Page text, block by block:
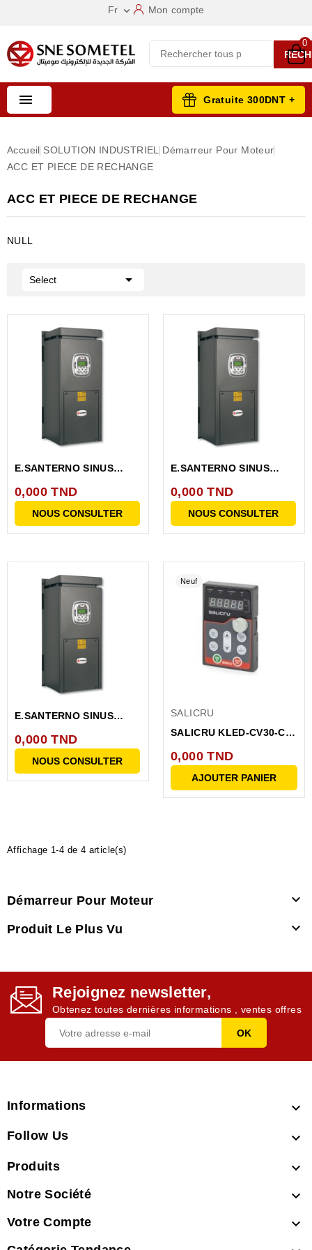
Fr  Mon compte
0
 Gratuite 300DNT +
Accueil SOLUTION INDUSTRIEL Démarreur Pour Moteur
ACC ET PIECE DE RECHANGE
ACC ET PIECE DE RECHANGE
NULL
Select 
E.SANTERNO SINUS
0,000 TND
NOUS CONSULTER
E.SANTERNO SINUS
0,000 TND
NOUS CONSULTER
E.SANTERNO SINUS
0,000 TND
NOUS CONSULTER
Neuf
SALICRU
SALICRU KLED-CV30-C
0,000 TND
AJOUTER PANIER
Affichage 1-4 de 4 article(s)
Démarreur Pour Moteur 
Produit Le Plus Vu 
Rejoignez newsletter,
Obtenez toutes dernières informations , ventes offres
Informations 
Follow Us 
Produits 
Notre Société 
Votre Compte 